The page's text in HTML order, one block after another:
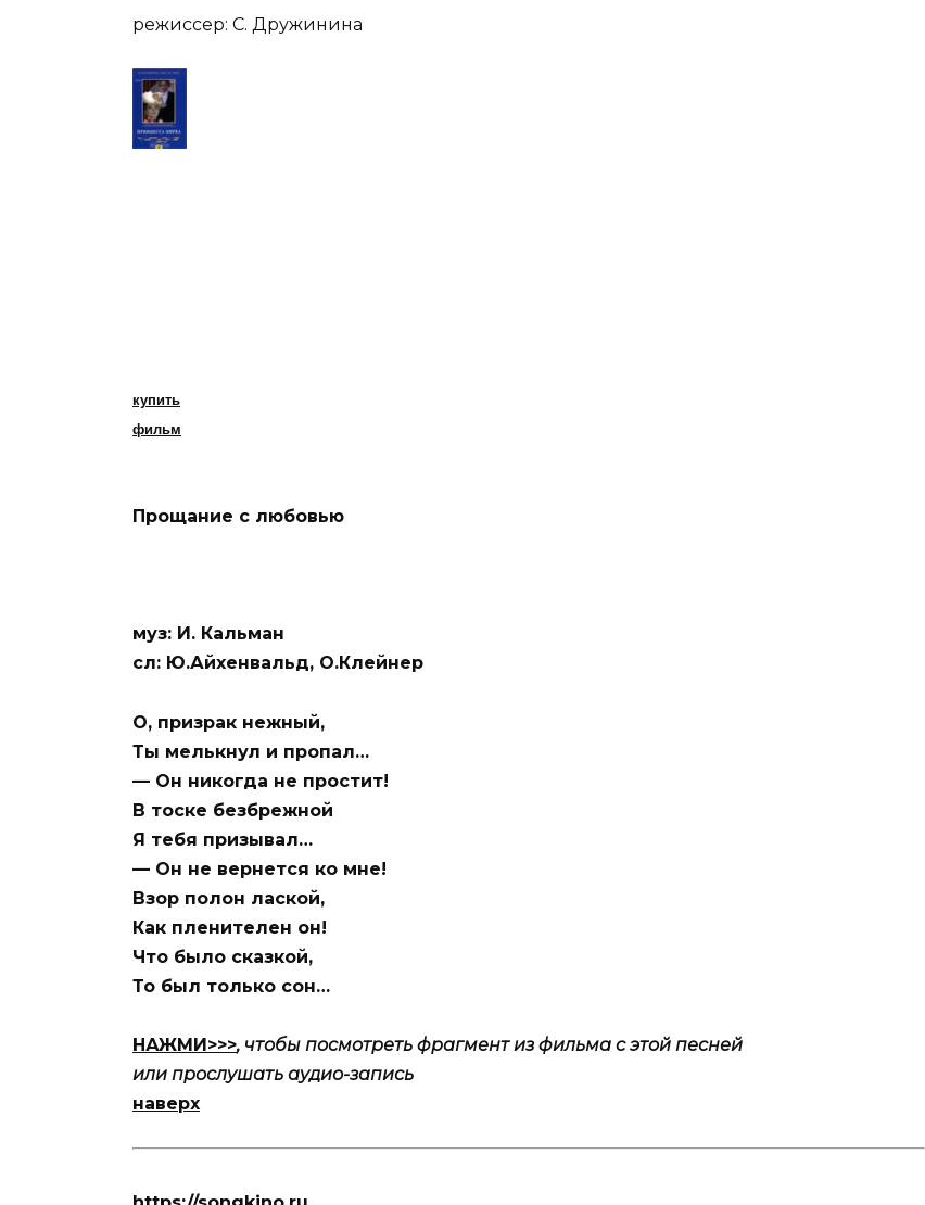
режиссер: С. Дружинина
купить
фильм
Прощание с любовью
муз: И. Кальман
сл: Ю.Айхенвальд, О.Клейнер
О, призрак нежный,
Ты мелькнул и пропал…
— Он никогда не простит!
В тоске безбрежной
Я тебя призывал…
— Он не вернется ко мне!
Взор полон лаской,
Как пленителен он!
Что было сказкой,
То был только сон…
НАЖМИ>>>, чтобы посмотреть фрагмент из фильма с этой песней
или прослушать аудио-запись
наверх